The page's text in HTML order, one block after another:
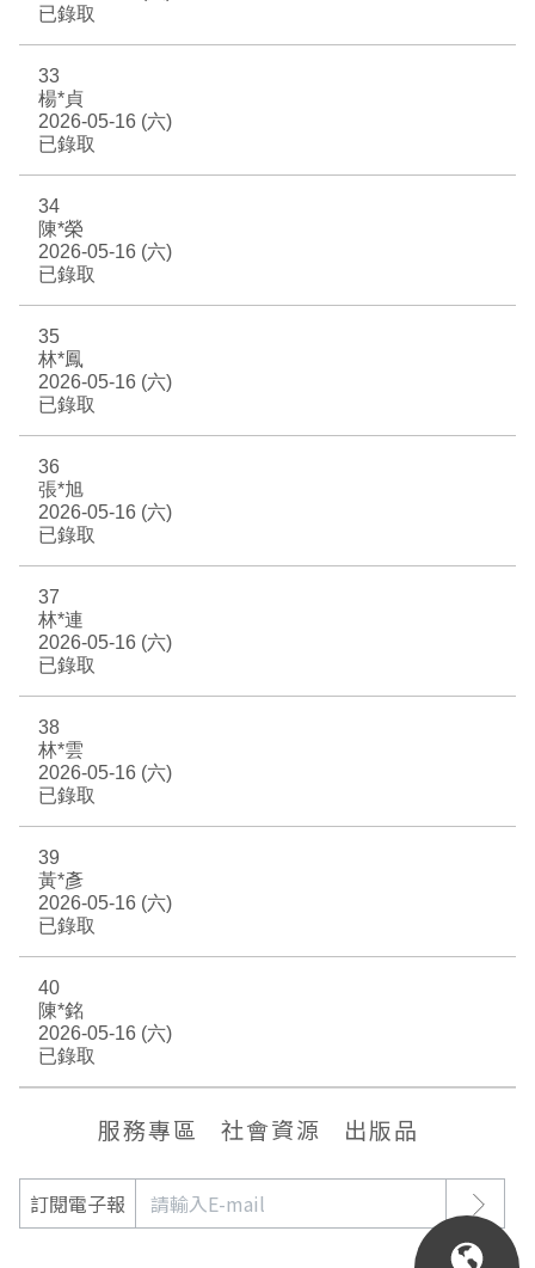
已錄取
33
楊*貞
2026-05-16 (六)
已錄取
34
陳*榮
2026-05-16 (六)
已錄取
35
林*鳳
2026-05-16 (六)
已錄取
36
張*旭
2026-05-16 (六)
已錄取
37
林*連
2026-05-16 (六)
已錄取
38
林*雲
2026-05-16 (六)
已錄取
39
黃*彥
2026-05-16 (六)
已錄取
40
陳*銘
2026-05-16 (六)
已錄取
服務專區 社會資源 出版品
訂閱電子報